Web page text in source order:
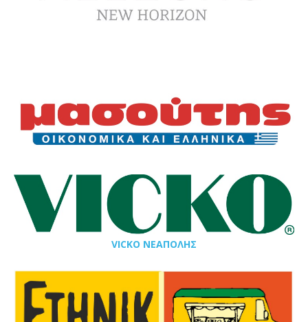
VICKO ΝΕΑΠΟΛΗΣ